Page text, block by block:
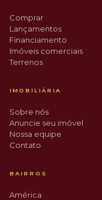
Comprar
Lançamentos
Financiamento
Imóveis comerciais
Terrenos
IMOBILIÁRIA
Sobre nós
Anuncie seu imóvel
Nossa equipe
Contato
BAIRROS
América